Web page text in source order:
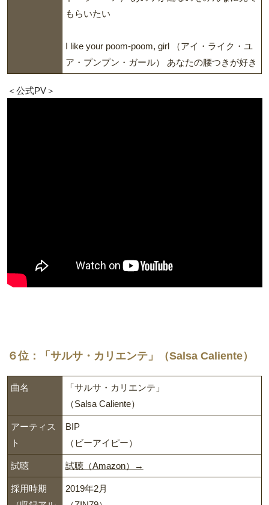
もらいたい
I like your poom-poom, girl （アイ・ライク・ユ
ア・プンプン・ガール） あなたの腰つきが好き
＜公式PV＞
６位：「サルサ・カリエンテ」（Salsa Caliente）
曲名
「サルサ・カリエンテ」
（Salsa Caliente）
アーティス
ト
BIP
（ビーアイピー）
試聴 試聴（Amazon）→
採用時期
2019年2月